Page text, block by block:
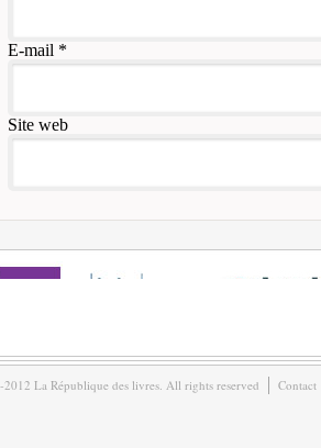
E-mail *
Site web
La République des livres. All rights reserved Contact